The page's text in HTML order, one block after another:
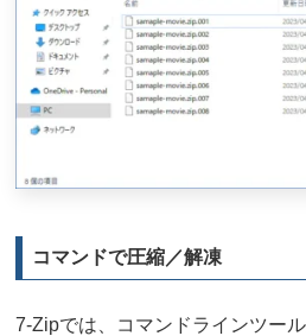
コマンドで圧縮／解凍
7-Zipでは、コマンドラインツー